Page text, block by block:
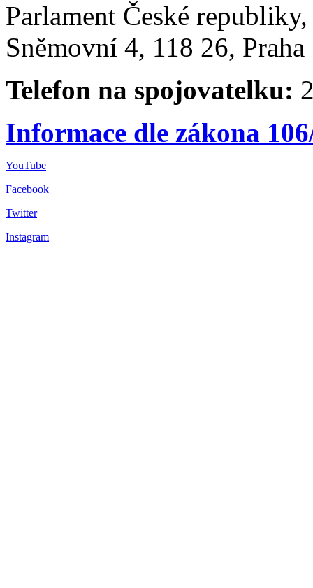
Parlament České
Sněmovní 4, 118 26,
Telefon na spojovatelku:
Informace dle zákona
YouTube
Facebook
Twitter
Instagram